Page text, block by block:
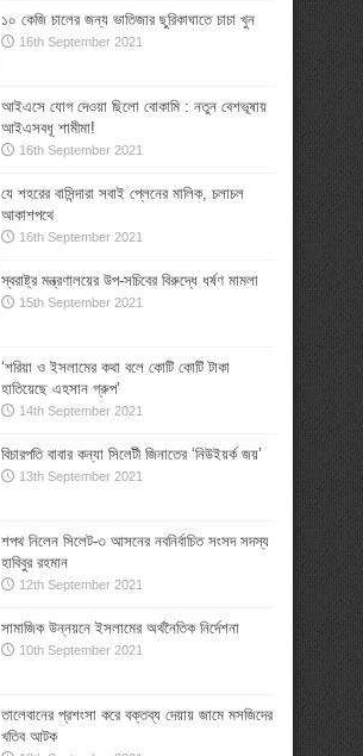
১০ কেজি চালের জন্য ভাতিজার ছুরিকাঘাতে চাচা খুন
16th September 2021
আইএসে যোগ দেওয়া ছিলো বোকামি : নতুন বেশভূষায়
আইএসবধূ শামীমা!
16th September 2021
যে শহরের বাসিন্দারা সবাই প্লেনের মালিক, চলাচল
আকাশপথে
16th September 2021
স্বরাষ্ট্র মন্ত্রণালয়ের উপ-সচিবের বিরুদ্ধে ধর্ষণ মামলা
15th September 2021
‘শরিয়া ও ইসলামের কথা বলে কোটি কোটি টাকা
হাতিয়েছে এহসান গ্রুপ’
14th September 2021
বিচারপতি বাবার কন্যা সিলেটী জিনাতের ‘নিউইয়র্ক জয়’
13th September 2021
শপথ নিলেন সিলেট-৩ আসনের নবনির্বাচিত সংসদ সদস্য
হাবিবুর রহমান
12th September 2021
সামাজিক উন্নয়নে ইসলামের অর্থনৈতিক নির্দেশনা
10th September 2021
তালেবানের প্রশংসা করে বক্তব্য দেয়ায় জামে মসজিদের
খতিব আটক